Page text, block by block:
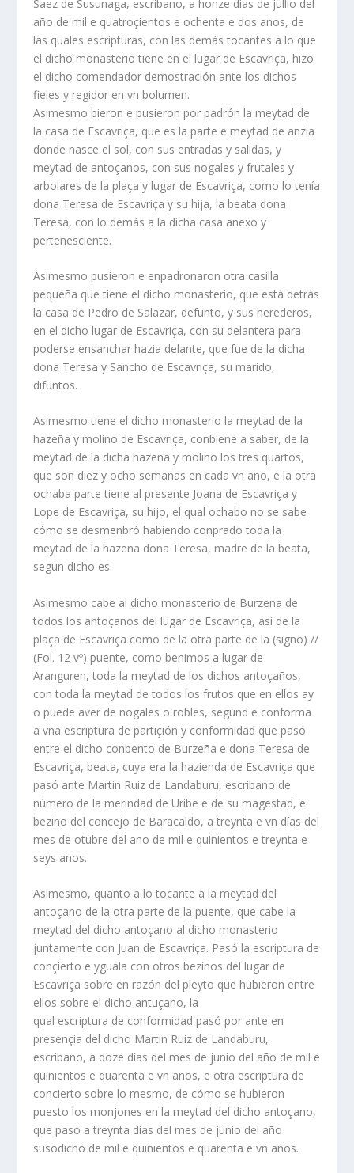
Saez de Susunaga, escribano, a honze días de jullio del
año de mil e quatroçientos e ochenta e dos anos, de
las quales escripturas, con las demás tocantes a lo que
el dicho monasterio tiene en el lugar de Escavriça, hizo
el dicho comendador demostración ante los dichos
fieles y regidor en vn bolumen.
Asimesmo bieron e pusieron por padrón la meytad de
la casa de Escavriça, que es la parte e meytad de anzia
donde nasce el sol, con sus entradas y salidas, y
meytad de antoçanos, con sus nogales y frutales y
arbolares de la plaça y lugar de Escavriça, como lo tenía
dona Teresa de Escavriça y su hija, la beata dona
Teresa, con lo demás a la dicha casa anexo y
pertenesciente.
Asimesmo pusieron e enpadronaron otra casilla
pequeña que tiene el dicho monasterio, que está detrás
la casa de Pedro de Salazar, defunto, y sus herederos,
en el dicho lugar de Escavriça, con su delantera para
poderse ensanchar hazia delante, que fue de la dicha
dona Teresa y Sancho de Escavriça, su marido,
difuntos.
Asimesmo tiene el dicho monasterio la meytad de la
hazeña y molino de Escavriça, conbiene a saber, de la
meytad de la dicha hazena y molino los tres quartos,
que son diez y ocho semanas en cada vn ano, e la otra
ochaba parte tiene al presente Joana de Escavriça y
Lope de Escavriça, su hijo, el qual ochabo no se sabe
cómo se desmenbró habiendo conprado toda la
meytad de la hazena dona Teresa, madre de la beata,
segun dicho es.
Asimesmo cabe al dicho monasterio de Burzena de
todos los antoçanos del lugar de Escavriça, así de la
plaça de Escavriça como de la otra parte de la (signo) //
(Fol. 12 vº) puente, como benimos a lugar de
Aranguren, toda la meytad de los dichos antoçaños,
con toda la meytad de todos los frutos que en ellos ay
o puede aver de nogales o robles, segund e conforma
a vna escriptura de partiçión y conformidad que pasó
entre el dicho conbento de Burzeña e dona Teresa de
Escavriça, beata, cuya era la hazienda de Escavriça que
pasó ante Martin Ruiz de Landaburu, escribano de
número de la merindad de Uribe e de su magestad, e
bezino del concejo de Baracaldo, a treynta e vn días del
mes de otubre del ano de mil e quinientos e treynta e
seys anos.
Asimesmo, quanto a lo tocante a la meytad del
antoçano de la otra parte de la puente, que cabe la
meytad del dicho antoçano al dicho monasterio
juntamente con Juan de Escavriça. Pasó la escriptura de
conçierto e yguala con otros bezinos del lugar de
Escavriça sobre en razón del pleyto que hubieron entre
ellos sobre el dicho antuçano, la
qual escriptura de conformidad pasó por ante en
presençia del dicho Martin Ruiz de Landaburu,
escribano, a doze días del mes de junio del año de mil e
quinientos e quarenta e vn años, e otra escriptura de
concierto sobre lo mesmo, de cómo se hubieron
puesto los monjones en la meytad del dicho antoçano,
que pasó a treynta días del mes de junio del año
susodicho de mil e quinientos e quarenta e vn años.